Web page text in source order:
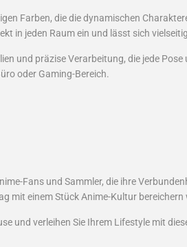
Farben, die die dynamischen
in jeden Raum ein und lässt sich
und präzise Verarbeitung, die jede
oder Gaming-Bereich.
Fans und Sammler, die ihre
mit einem Stück Anime-Kultur
und verleihen Sie Ihrem Lifestyle mit